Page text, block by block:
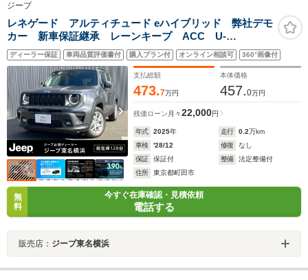
ジープ
レネゲード アルティチュード eハイブリッド 弊社デモ
カー 新車保証継承 レーンキープ ACC U-
Connect ETC2.0 シートヒーター LED 純正17イン
チAW BSM
ディーラー保証 車両品質評価書付 購入プラン付 オンライン相談可 360°画像付
支払総額
473.7万円
本体価格
457.0万円
残価ローン 月々22,000円
年式 2025年 走行 0.2万km
車検
'28/12 修復
なし
保証
保証付 整備
法定整備付
住所
東京都町田市
無
料
今すぐ在庫確認・見積依頼
電話する
販売店： ジープ東名横浜